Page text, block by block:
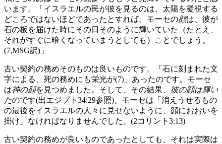
います。「イスラエルの民が彼を見るのは、太陽を凝視する
どころではないほどであったとすれば、モーセの顔は、彼が
石の板を届けた時にその日そのように輝いていた（たとえ、
それがすぐに暗くなっていまうとしても）ことでしょう。
(7,MSG訳)」
古い契約の務めそのものは良いものです。「石に刻まれた文
字による、死の務めにも栄光が(7)」あったのです。モーセ
は神の顔を見つめました。そして、その結果、 彼の顔は輝い
たのです(出エジプト34:29参照)。モーセは「消えうせるもの
の最後をイスラエルの人々に見せないように、顔におおいを
掛け」なければなりませんでした。(2コリント3:13)
古い契約の務めが良いものであったとしても、それは実際は